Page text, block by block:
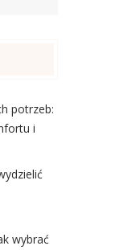
potrzeb:
i
wybrać